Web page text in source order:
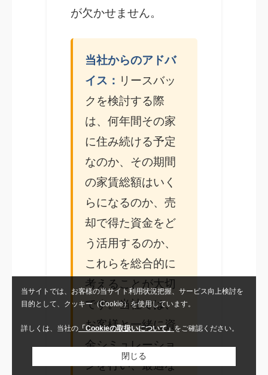
が欠かせません。
当社からのアドバ
イス： リースバッ
クを検討する際
は、何年間その家
に住み続ける予定
なのか、その期間
の家賃総額はいく
らになるのか、売
却で得た資金をど
う活用するのか、
これらを総合的に
考えることが大切
です。当社では、
お客様と一緒に資
金シミュレーショ
ンを行い、最適な
当サイトでは、お客様の当サイト利用状況把握、サービス向上検討を
目的として、クッキー（Cookie）を使用しています。
詳しくは、当社の 「Cookieの取扱いについて」をご確認ください。
閉じる